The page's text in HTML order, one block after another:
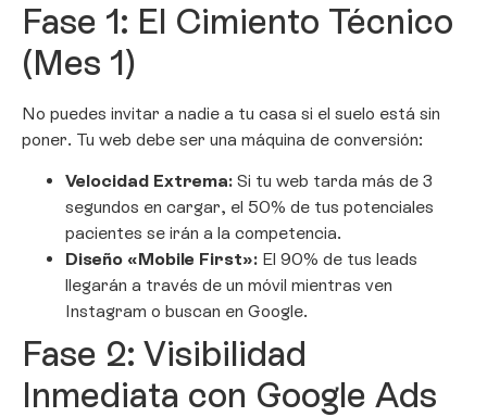
Fase 1: El Cimiento Técnico
(Mes 1)
No puedes invitar a nadie a tu casa si el suelo está sin
poner. Tu web debe ser una máquina de conversión:
Velocidad Extrema: Si tu web tarda más de 3
segundos en cargar, el 50% de tus potenciales
pacientes se irán a la competencia.
Diseño «Mobile First»: El 90% de tus leads
llegarán a través de un móvil mientras ven
Instagram o buscan en Google.
Fase 2: Visibilidad
Inmediata con Google Ads